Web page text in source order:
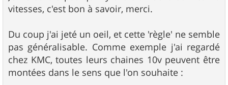
s
a
vitesses, c'est bon à savoir, merci.
Du coup j'ai jeté un oeil, et cette 'règle' ne semble
pas généralisable. Comme exemple j'ai regardé
chez KMC, toutes leurs chaines 10v peuvent être
montées dans le sens que l'on souhaite :